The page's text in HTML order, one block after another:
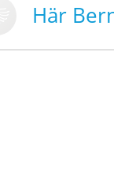
Här